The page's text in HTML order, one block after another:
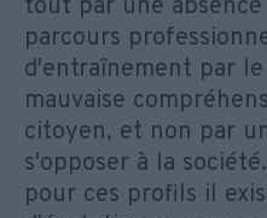
tout par une
parcours
d'entraînement par
mauvaise
citoyen, et non par
s'opposer à la
pour ces profils il